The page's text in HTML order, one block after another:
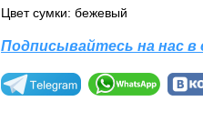
Цвет сумки: бежевый
Подписывайтесь на нас